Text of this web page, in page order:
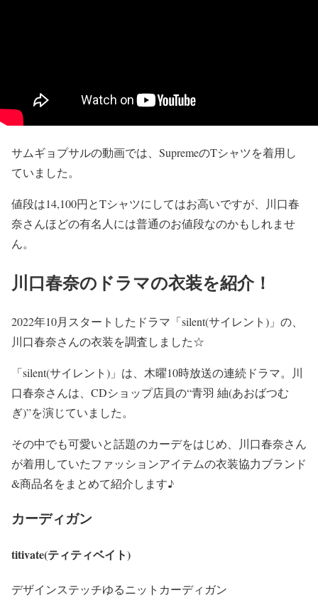
サムギョプサルの動画では、 SupremeのTシャツを着用し
ていました。
値段は14,100円とTシャツにしてはお高いですが、川口春
奈さんほどの有名人には普通のお値段なのかもしれませ
ん。
川口春奈のドラマの衣装を紹介！
2022年10月スタートしたドラマ「silent(サイレント)」 の、
川口春奈さんの衣装を調査しました☆
「silent(サイレント)」は、木曜10時放送の連続ドラマ。
川
口春奈さんは、CDショップ店員の“青羽 紬(あおばつむ
ぎ)”を演じていました。
その中でも可愛いと話題のカーデをはじめ、川口春奈さん
が着用していたファッションアイテムの衣装協力ブランド
&商品名をまとめて紹介します♪
カーディガン
titivate(ティティベイト)
デザインステッチゆるニットカーディガン